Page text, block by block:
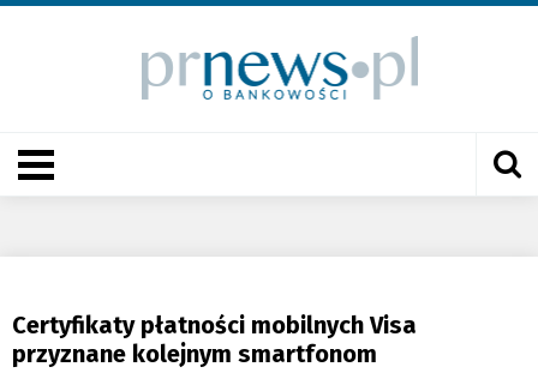
Certyfikaty płatności mobilnych Visa
przyznane kolejnym smartfonom